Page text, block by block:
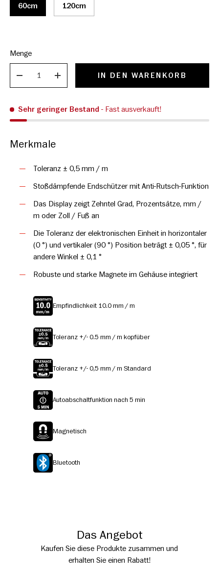
60cm 120cm
Menge
VERRINGERNERHÖHEN IN DEN WARENKORB
Sehr geringer Bestand - Fast ausverkauft!
Merkmale
Toleranz ± 0,5 mm / m
Stoßdämpfende Endschützer mit Anti-Rutsch-Funktion
Das Display zeigt Zehntel Grad, Prozentsätze, mm /
m oder Zoll / Fuß an
Die Toleranz der elektronischen Einheit in horizontaler
(0 °) und vertikaler (90 °) Position beträgt ± 0,05 °, für
andere Winkel ± 0,1 °
Robuste und starke Magnete im Gehäuse integriert
Empfindlichkeit 10.0 mm / m
Toleranz +/- 0.5 mm / m kopfüber
Toleranz +/- 0,5 mm / m Standard
Autoabschaltfunktion nach 5 min
Magnetisch
Bluetooth
Das Angebot
Kaufen Sie diese Produkte zusammen und
erhalten Sie einen Rabatt!